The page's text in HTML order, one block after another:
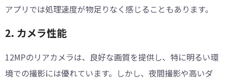
アプリでは処理速度が物足りなく感じることもあります。
2. カメラ性能
12MPのリアカメラは、良好な画質を提供し、特に明るい環
境での撮影には優れています。しかし、夜間撮影や高いダ